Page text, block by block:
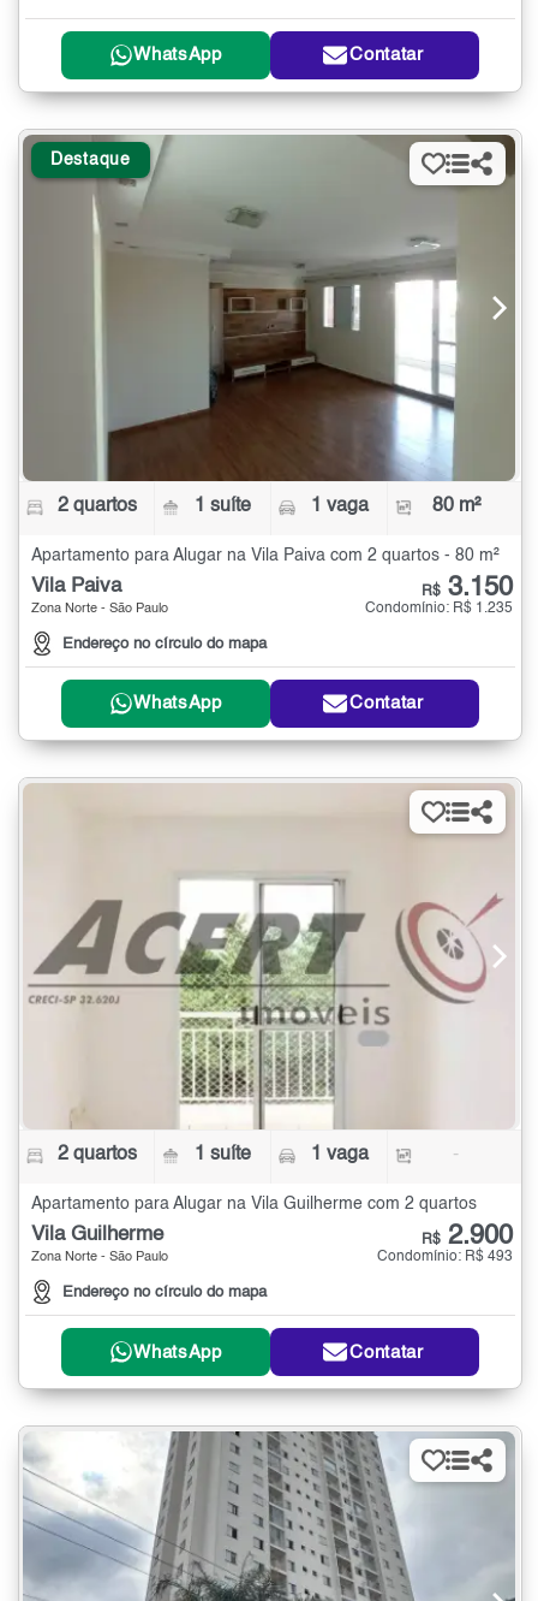
WhatsApp Contatar
Destaque
2 quartos 1 suíte 1 vaga 80 m²
Apartamento para Alugar na Vila Paiva com 2 quartos - 80 m²
Vila Paiva
Zona Norte - São Paulo
Endereço no círculo do mapa
R$ 3.150
Condomínio: R$ 1.235
WhatsApp Contatar
2 quartos 1 suíte 1 vaga -
Apartamento para Alugar na Vila Guilherme com 2 quartos
Vila Guilherme
Zona Norte - São Paulo
Endereço no círculo do mapa
R$ 2.900
Condomínio: R$ 493
WhatsApp Contatar